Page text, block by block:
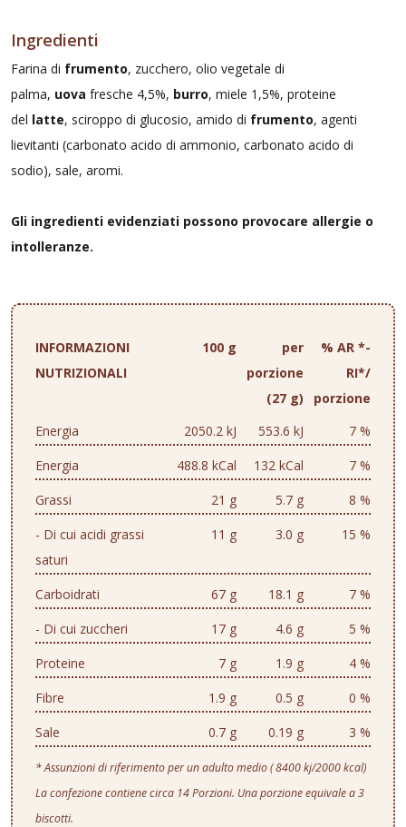
Ingredienti
Farina di frumento, zucchero, olio vegetale di
palma, uova fresche 4,5%, burro, miele 1,5%, proteine
del latte, sciroppo di glucosio, amido di frumento, agenti
lievitanti (carbonato acido di ammonio, carbonato acido di
sodio), sale, aromi.
Gli ingredienti evidenziati possono provocare allergie o
intolleranze.
INFORMAZIONI
NUTRIZIONALI
100 g
per
porzione
(27 g)
% AR *-
RI*/
porzione
Energia
2050.2 kJ 553.6 kJ
7 %
Energia
488.8 kCal 132 kCal
7 %
Grassi
21 g 5.7 g
8 %
- Di cui acidi grassi
saturi
11 g 3.0 g 15 %
Carboidrati 67 g 18.1 g
7 %
- Di cui zuccheri
17 g 4.6 g
5 %
Proteine
7 g 1.9 g
4 %
Fibre
1.9 g 0.5 g
0 %
Sale
0.7 g 0.19 g 3 %
* Assunzioni di riferimento per un adulto medio ( 8400 kj/2000 kcal)
La confezione contiene circa 14 Porzioni. Una porzione equivale a 3
biscotti.